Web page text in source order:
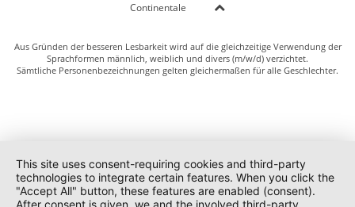
Continentale
Aus Gründen der besseren Lesbarkeit wird auf die gleichzeitige Verwendung der
Sprachformen männlich, weiblich und divers (m/w/d) verzichtet.
Sämtliche Personenbezeichnungen gelten gleichermaßen für alle Geschlechter.
This site uses consent-requiring cookies and third-party
technologies to integrate certain features. When you click the
"Accept All" button, these features are enabled (consent).
After consent is given, we and the involved third-party